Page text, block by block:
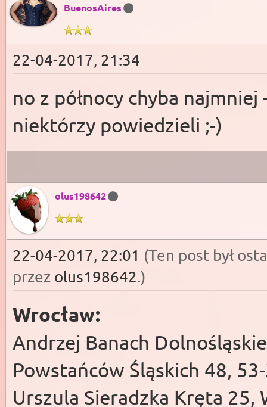
BuenosAires
22-04-2017, 21:34
no z północy chyba
niektórzy powiedzieli ;-)
olus198642
22-04-2017, 22:01 (Ten post był
przez olus198642.)
Andrzej Banach
Powstańców Śląskich 48,
Urszula